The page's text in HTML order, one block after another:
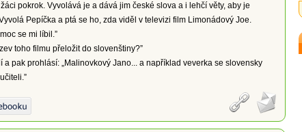
pokrok. Vyvolává je a dává jim české slova a i lehčí věty, aby je
Pepíčka a ptá se ho, zda viděl v televizi film Limonádový Joe.
se mi líbil.”
toho filmu přeložit do slovenštiny?”
a pak prohlásí: „Malinovkový Jano... a například veverka se slovensky